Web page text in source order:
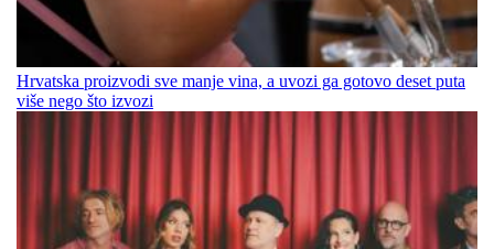
Hrvatska proizvodi sve manje vina, a uvozi ga gotovo deset puta
više nego što izvozi